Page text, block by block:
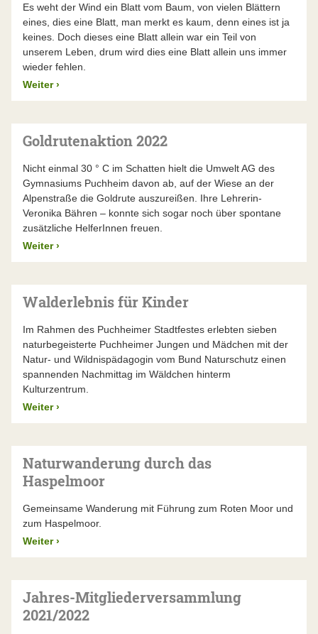
Es weht der Wind ein Blatt vom Baum, von vielen Blättern
eines, dies eine Blatt, man merkt es kaum, denn eines ist ja
keines. Doch dieses eine Blatt allein war ein Teil von
unserem Leben, drum wird dies eine Blatt allein uns immer
wieder fehlen.
Weiter ›
Goldrutenaktion 2022
Nicht einmal 30 ° C im Schatten hielt die Umwelt AG des
Gymnasiums Puchheim davon ab, auf der Wiese an der
Alpenstraße die Goldrute auszureißen. Ihre Lehrerin-
Veronika Bähren – konnte sich sogar noch über spontane
zusätzliche HelferInnen freuen.
Weiter ›
Walderlebnis für Kinder
Im Rahmen des Puchheimer Stadtfestes erlebten sieben
naturbegeisterte Puchheimer Jungen und Mädchen mit der
Natur- und Wildnispädagogin vom Bund Naturschutz einen
spannenden Nachmittag im Wäldchen hinterm
Kulturzentrum.
Weiter ›
Naturwanderung durch das
Haspelmoor
Gemeinsame Wanderung mit Führung zum Roten Moor und
zum Haspelmoor.
Weiter ›
Jahres-Mitgliederversammlung
2021/2022